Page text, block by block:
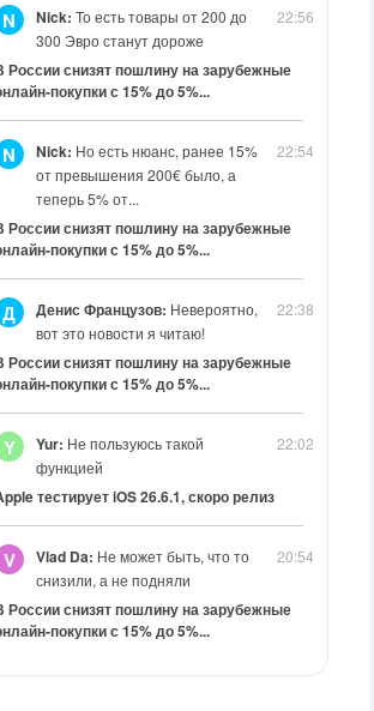
22:56
N Nick: То есть товары от 200 до
300 Эвро станут дороже
России снизят пошлину на зарубежные
покупки с 15% до 5%...
22:54
N Nick: Но есть нюанс, ранее 15%
от превышения 200€ было, а
теперь 5% от...
России снизят пошлину на зарубежные
покупки с 15% до 5%...
22:38
Д Денис Французов: Невероятно,
вот это новости я читаю!
России снизят пошлину на зарубежные
покупки с 15% до 5%...
22:02
Y Yur: Не пользуюсь такой
функцией
тестирует iOS 26.6.1, скоро релиз
20:54
V Vlad Da: Не может быть, что то
снизили, а не подняли
России снизят пошлину на зарубежные
покупки с 15% до 5%...